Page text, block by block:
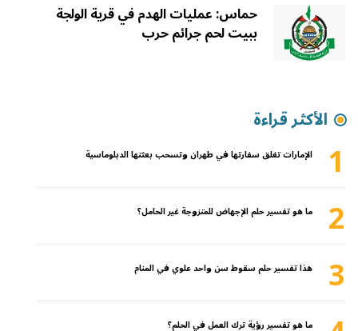
حماس: عمليات الهدم في قرية الولجة
ببيت لحم جرائم حرب
الأكثر قراءة
1 الإمارات تغلق سفارتها في طهران وتسحب بعثتها الدبلوماسية
2 ما هو تفسير حلم الإجهاض للمتزوجة غير الحامل؟
3 هذا تفسير حلم سقوط سن واحد علوي في المنام
ما هو تفسير رؤية ترك العمل في الحلم؟